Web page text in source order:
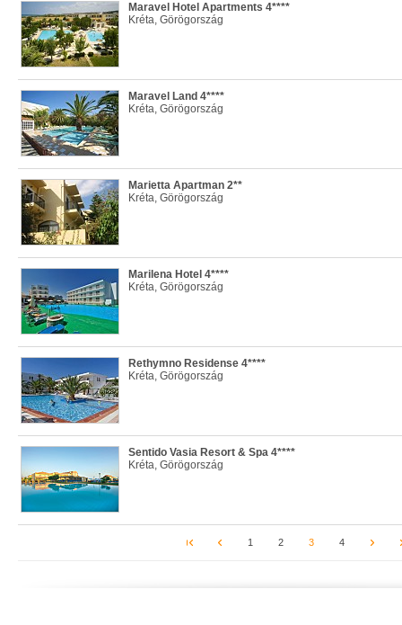
Maravel Hotel Apartments 4****
Kréta, Görögország
Maravel Land 4****
Kréta, Görögország
Marietta Apartman 2**
Kréta, Görögország
Marilena Hotel 4****
Kréta, Görögország
Rethymno Residense 4****
Kréta, Görögország
Sentido Vasia Resort & Spa 4****
Kréta, Görögország
1 2 3 4